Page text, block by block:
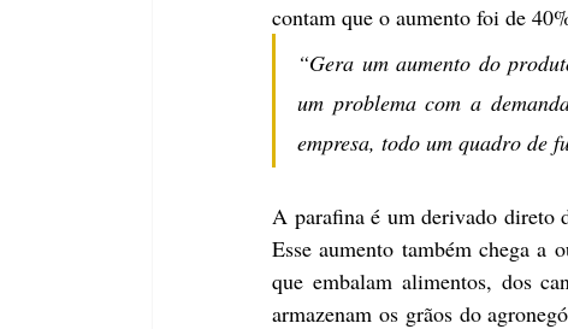
contam que o aumento foi de
“Gera um aumento do
um problema com a
empresa, todo um quadro de
A parafina é um derivado direto
Esse aumento também chega a
que embalam alimentos, dos
armazenam os grãos do